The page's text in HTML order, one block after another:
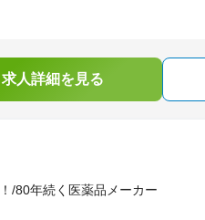
求人詳細を見る
/80年続く医薬品メーカー